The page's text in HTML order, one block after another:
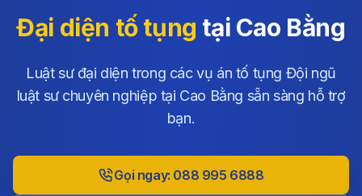
Đại diện tố tụng tại Cao Bằng
Luật sư đại diện trong các vụ án tố tụng Đội ngũ
luật sư chuyên nghiệp tại Cao Bằng sẵn sàng hỗ trợ
bạn.
Gọi ngay: 088 995 6888